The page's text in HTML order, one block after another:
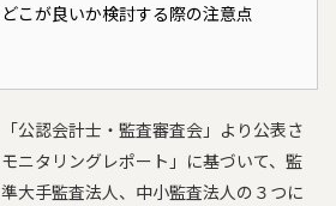
こが良いか検討する際の注意点
公認会計士・監査審査会」より公表さ
ニタリングレポート」に基づいて、監
大手監査法人、中小監査法人の３つに